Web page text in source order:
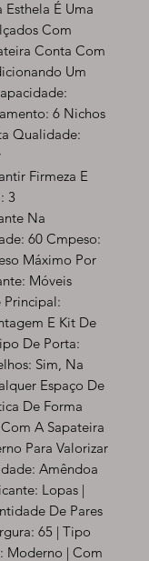
É Uma
Com
Conta Com
Um
6 Nichos
Qualidade:
Firmeza E
3
Na
60 Cmpeso:
Máximo Por
Móveis
Principal:
E Kit De
De Porta:
Sim, Na
Espaço De
De Forma
A Sapateira
Para Valorizar
Amêndoa
Lopas |
De Pares
65 | Tipo
Moderno | Com